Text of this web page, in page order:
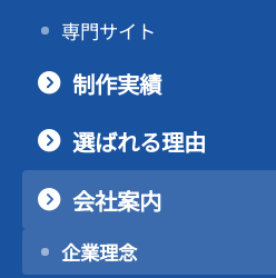
専門サイト
制作実績
選ばれる理由
会社案内
企業理念